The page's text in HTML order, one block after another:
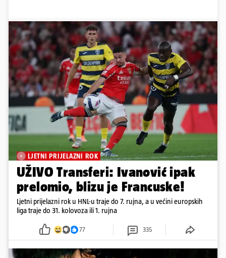
LJETNI PRIJELAZNI ROK
UŽIVO Transferi: Ivanović ipak
prelomio, blizu je Francuske!
Ljetni prijelazni rok u HNL-u traje do 7. rujna, a u većini europskih
liga traje do 31. kolovoza ili 1. rujna
77 335